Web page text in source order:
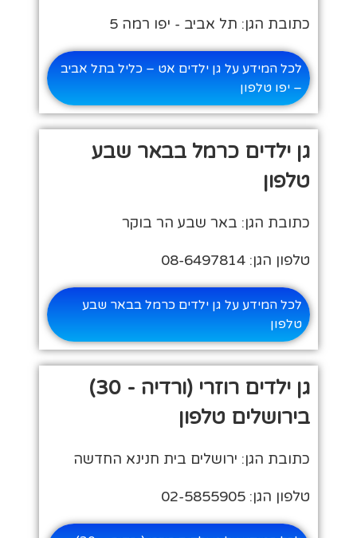
כתובת הגן: תל אביב - יפו רמה 5
לכל המידע על גן ילדים אט – כליל בתל אביב
– יפו טלפון
גן ילדים כרמל בבאר שבע
טלפון
כתובת הגן: באר שבע הר בוקר
טלפון הגן: 08-6497814
לכל המידע על גן ילדים כרמל בבאר שבע
טלפון
גן ילדים רוזרי (ורדיה - 30)
בירושלים טלפון
כתובת הגן: ירושלים בית חנינא החדשה
טלפון הגן: 02-5855905